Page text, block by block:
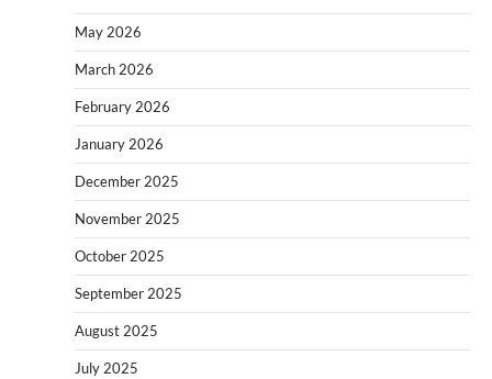
May 2026
March 2026
February 2026
January 2026
December 2025
November 2025
October 2025
September 2025
August 2025
July 2025